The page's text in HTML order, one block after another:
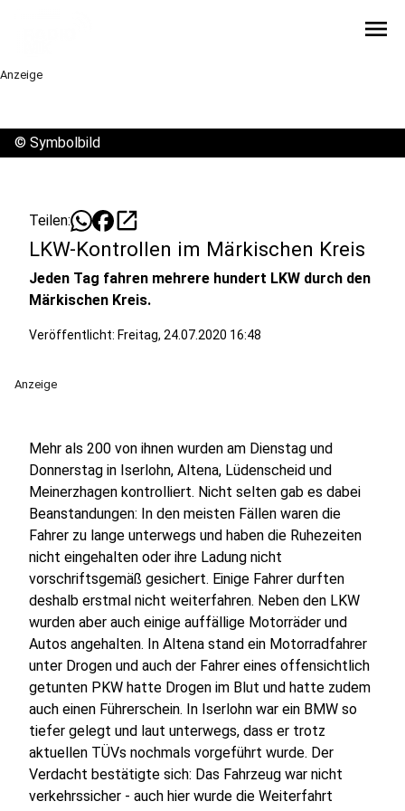
menu
Anzeige
© Symbolbild
Teilen: open_in_new
LKW-Kontrollen im Märkischen Kreis
Jeden Tag fahren mehrere hundert LKW durch den
Märkischen Kreis.
Veröffentlicht: Freitag, 24.07.2020 16:48
Anzeige
Mehr als 200 von ihnen wurden am Dienstag und
Donnerstag in Iserlohn, Altena, Lüdenscheid und
Meinerzhagen kontrolliert. Nicht selten gab es dabei
Beanstandungen: In den meisten Fällen waren die
Fahrer zu lange unterwegs und haben die Ruhezeiten
nicht eingehalten oder ihre Ladung nicht
vorschriftsgemäß gesichert. Einige Fahrer durften
deshalb erstmal nicht weiterfahren. Neben den LKW
wurden aber auch einige auffällige Motorräder und
Autos angehalten. In Altena stand ein Motorradfahrer
unter Drogen und auch der Fahrer eines offensichtlich
getunten PKW hatte Drogen im Blut und hatte zudem
auch einen Führerschein. In Iserlohn war ein BMW so
tiefer gelegt und laut unterwegs, dass er trotz
aktuellen TÜVs nochmals vorgeführt wurde. Der
Verdacht bestätigte sich: Das Fahrzeug war nicht
verkehrssicher - auch hier wurde die Weiterfahrt